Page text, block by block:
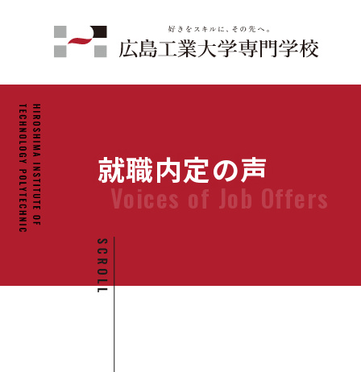
就職内定の声
Voices of Job Offers